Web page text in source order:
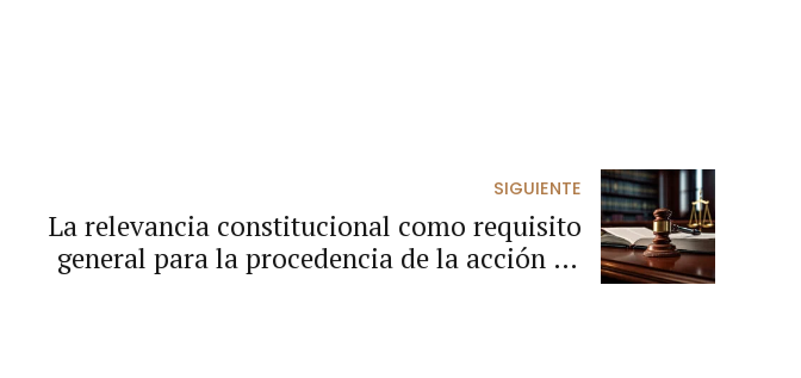
SIGUIENTE
La relevancia constitucional como requisito
general para la procedencia de la acción de